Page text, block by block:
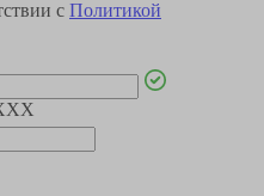
с Политикой